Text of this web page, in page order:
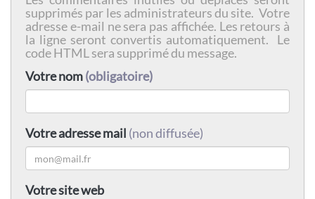
supprimés par les administrateurs du site. Votre
adresse e-mail ne sera pas affichée. Les retours à
la ligne seront convertis automatiquement. Le
code HTML sera supprimé du message.
Votre nom(obligatoire)
Votre adresse mail (non diffusée)
Votre site web